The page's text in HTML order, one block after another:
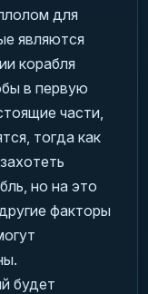
для
являются
корабля
в первую
части,
тогда как
но на это
факторы
будет